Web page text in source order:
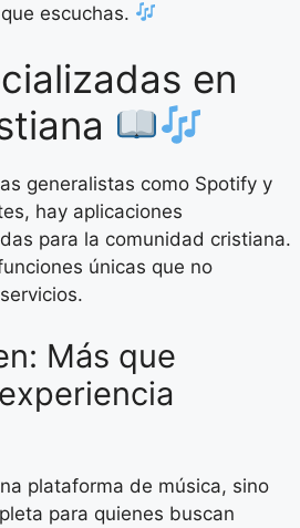
escuchas.
en
generalistas como Spotify y
hay aplicaciones
para la comunidad cristiana.
únicas que no
Más que
plataforma de música, sino
para quienes buscan